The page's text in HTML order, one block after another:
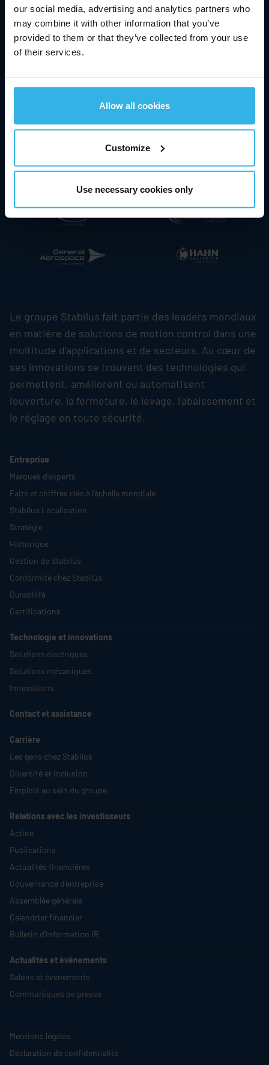
our social media, advertising and analytics partners who
may combine it with other information that you’ve
provided to them or that they’ve collected from your use
of their services.
Allow all cookies
Customize
Use necessary cookies only
16,58 €
Le groupe Stabilus fait partie des leaders mondiaux
en matière de solutions de motion control dans une
multitude d'applications et de secteurs. Au cœur de
ses innovations se trouvent des technologies qui
permettent, améliorent ou automatisent
l'ouverture, la fermeture, le levage, l'abaissement et
le réglage en toute sécurité.
Entreprise
Marques d'experts
Faits et chiffres clés à l'échelle mondiale
Stabilus Localisation
Stratégie
Historique
Gestion de Stabilus
Conformité chez Stabilus
Durabilité
Certifications
Technologie et innovations
Solutions électriques
Solutions mécaniques
Innovations
Contact et assistance
Carrière
Les gens chez Stabilus
Diversité et inclusion
Emplois au sein du groupe
Relations avec les investisseurs
Action
Publications
Actualités financières
Gouvernance d'entreprise
Assemblée générale
Calendrier financier
Bulletin d'information IR
Actualités et événements
Salons et événements
Communiqués de presse
Mentions légales
Déclaration de confidentialité